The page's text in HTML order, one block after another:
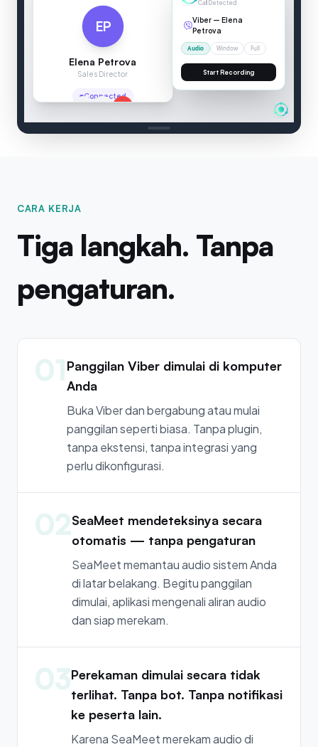
EP
Elena Petrova
Sales Director
Connected
Call Detected
Viber—Elena
Petrova
Audio Window Full
Elena Petrova:
00:04
CARA KERJA
Tiga langkah. Tanpa
pengaturan.
01Panggilan Viber dimulai di komputer
Anda
Buka Viber dan bergabung atau mulai
panggilan seperti biasa. Tanpa plugin,
tanpa ekstensi, tanpa integrasi yang
perlu dikonfigurasi.
02SeaMeet mendeteksinya secara
otomatis — tanpa pengaturan
SeaMeet memantau audio sistem Anda
di latar belakang. Begitu panggilan
dimulai, aplikasi mengenali aliran audio
dan siap merekam.
03Perekaman dimulai secara tidak
terlihat. Tanpa bot. Tanpa notifikasi
ke peserta lain.
Karena SeaMeet merekam audio di